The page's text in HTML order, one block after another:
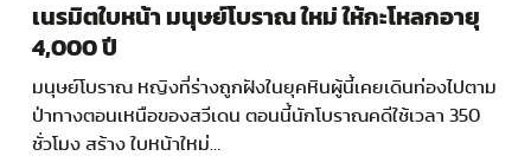
เนรมิตใบหน้า มนุษย์โบราณ ใหม่ ให้กะโหลกอายุ
4,000 ปี
มนุษย์โบราณ หญิงที่ร่างถูกฝังในยุคหินผู้นี้เคยเดินท่องไปตาม
ป่าทางตอนเหนือของสวีเดน ตอนนี้นักโบราณคดีใช้เวลา 350
ชั่วโมง สร้าง ใบหน้าใหม่…